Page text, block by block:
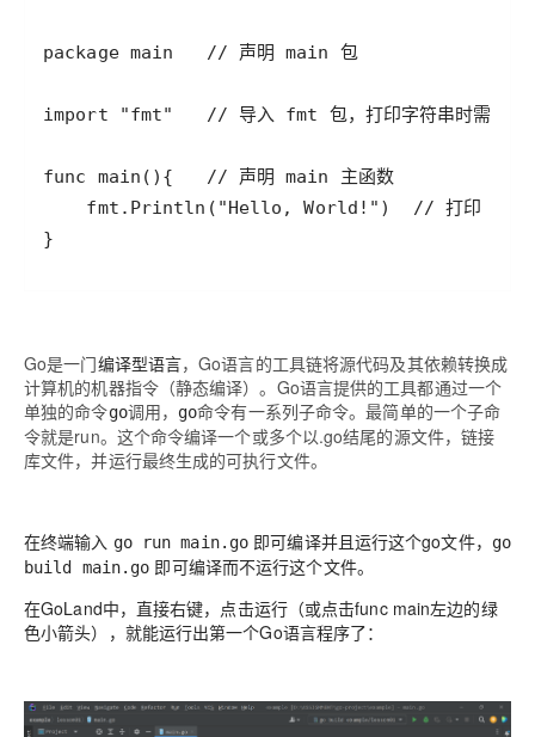
package main   // 声明 main 包
Go是一门编译型语言，Go语言的工具链将源代码及其依赖转换成
计算机的机器指令（静态编译）。Go语言提供的工具都通过一个
单独的命令go调用， go命令有一系列子命令。最简单的一个子命
令就是run。这个命令编译一个或多个以.go结尾的源文件，链接
库文件，并运行最终生成的可执行文件。
在终端输入 go run main.go 即可编译并且运行这个go文件，
go
build main.go 即可编译而不运行这个文件。
在GoLand中，直接右键，点击运行（或点击func main左边的绿
色小箭头），就能运行出第一个Go语言程序了：